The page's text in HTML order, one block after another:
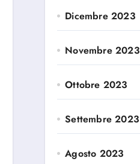
Dicembre 2023
Novembre 2023
Ottobre 2023
Settembre 2023
Agosto 2023